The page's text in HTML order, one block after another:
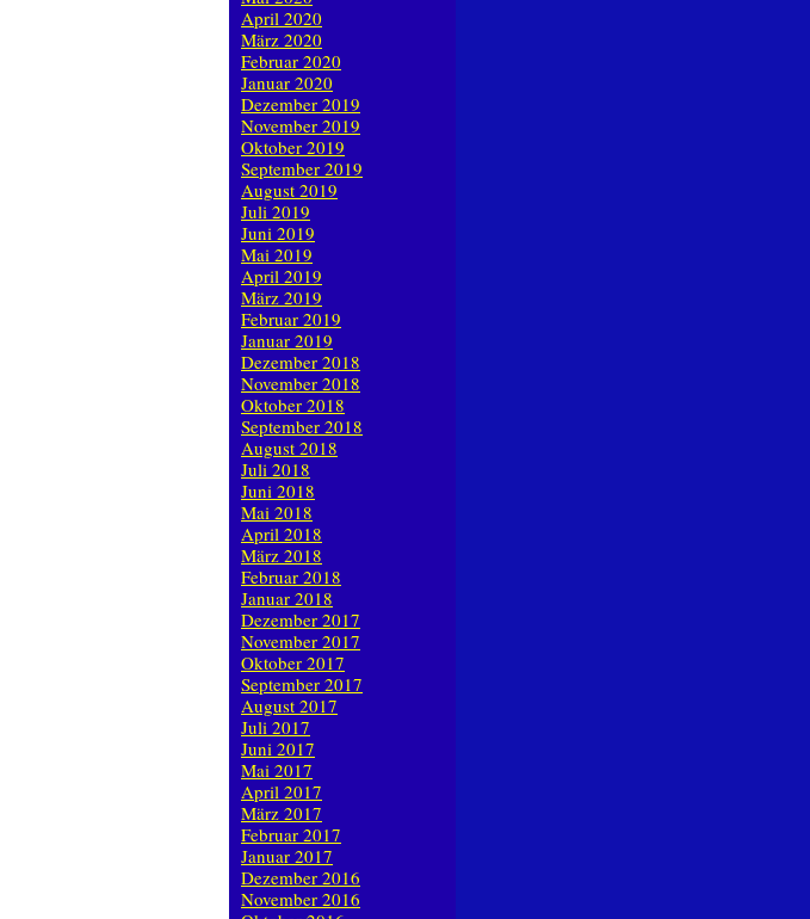
April 2020
März 2020
Februar 2020
Januar 2020
Dezember 2019
November 2019
Oktober 2019
September 2019
August 2019
Juli 2019
Juni 2019
Mai 2019
April 2019
März 2019
Februar 2019
Januar 2019
Dezember 2018
November 2018
Oktober 2018
September 2018
August 2018
Juli 2018
Juni 2018
Mai 2018
April 2018
März 2018
Februar 2018
Januar 2018
Dezember 2017
November 2017
Oktober 2017
September 2017
August 2017
Juli 2017
Juni 2017
Mai 2017
April 2017
März 2017
Februar 2017
Januar 2017
Dezember 2016
November 2016